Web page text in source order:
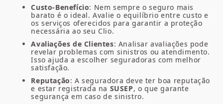
Custo-Benefício: Nem sempre o seguro mais
barato é o ideal. Avalie o equilíbrio entre custo e
os serviços oferecidos para garantir a proteção
necessária ao seu Clio.
Avaliações de Clientes: Analisar avaliações pode
revelar problemas com sinistros ou atendimento.
Isso ajuda a escolher seguradoras com melhor
satisfação.
Reputação: A seguradora deve ter boa reputação
e estar registrada na SUSEP, o que garante
segurança em caso de sinistro.